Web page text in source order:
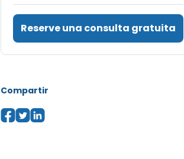
Reserve una consulta gratuita
Compartir